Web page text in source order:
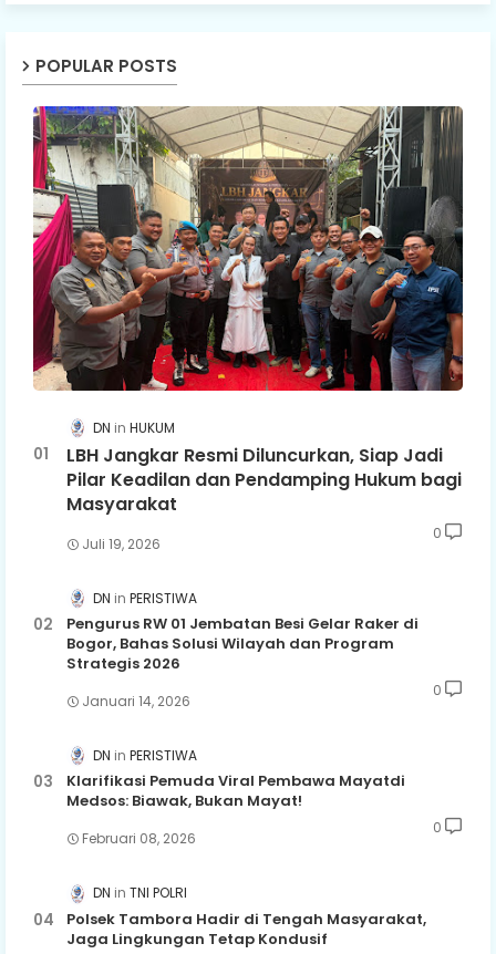
POPULAR POSTS
DN HUKUM
LBH Jangkar Resmi Diluncurkan, Siap Jadi
Pilar Keadilan dan Pendamping Hukum bagi
Masyarakat
Juli 19, 2026
0
DN PERISTIWA
Pengurus RW 01 Jembatan Besi Gelar Raker di
Bogor, Bahas Solusi Wilayah dan Program
Strategis 2026
Januari 14, 2026
0
DN PERISTIWA
Klarifikasi Pemuda Viral Pembawa Mayatdi
Medsos: Biawak, Bukan Mayat!
Februari 08, 2026
0
DN TNI POLRI
Polsek Tambora Hadir di Tengah Masyarakat,
Jaga Lingkungan Tetap Kondusif